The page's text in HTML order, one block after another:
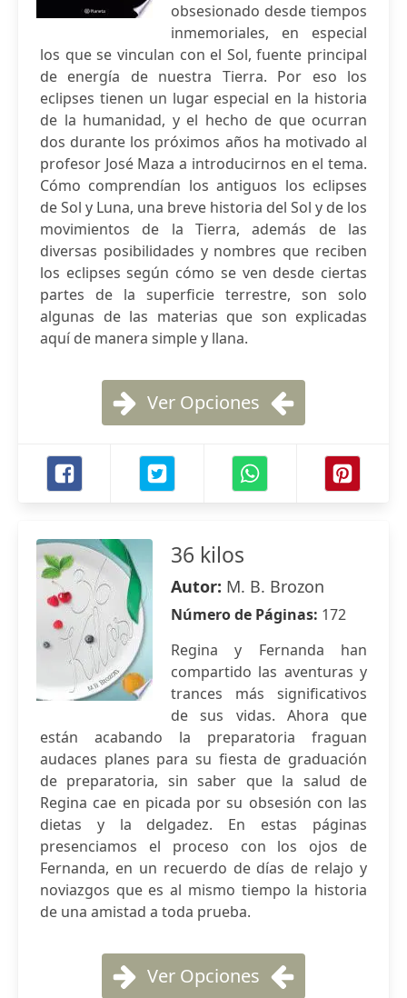
obsesionado desde tiempos
inmemoriales, en especial
los que se vinculan con el Sol, fuente principal
de energía de nuestra Tierra. Por eso los
eclipses tienen un lugar especial en la historia
de la humanidad, y el hecho de que ocurran
dos durante los próximos años ha motivado al
profesor José Maza a introducirnos en el tema.
Cómo comprendían los antiguos los eclipses
de Sol y Luna, una breve historia del Sol y de los
movimientos de la Tierra, además de las
diversas posibilidades y nombres que reciben
los eclipses según cómo se ven desde ciertas
partes de la superficie terrestre, son solo
algunas de las materias que son explicadas
aquí de manera simple y llana.
Ver Opciones
36 kilos
Autor: M. B. Brozon
Número de Páginas: 172
Regina y Fernanda han
compartido las aventuras y
trances más significativos
de sus vidas. Ahora que
están acabando la preparatoria fraguan
audaces planes para su fiesta de graduación
de preparatoria, sin saber que la salud de
Regina cae en picada por su obsesión con las
dietas y la delgadez. En estas páginas
presenciamos el proceso con los ojos de
Fernanda, en un recuerdo de días de relajo y
noviazgos que es al mismo tiempo la historia
de una amistad a toda prueba.
Ver Opciones